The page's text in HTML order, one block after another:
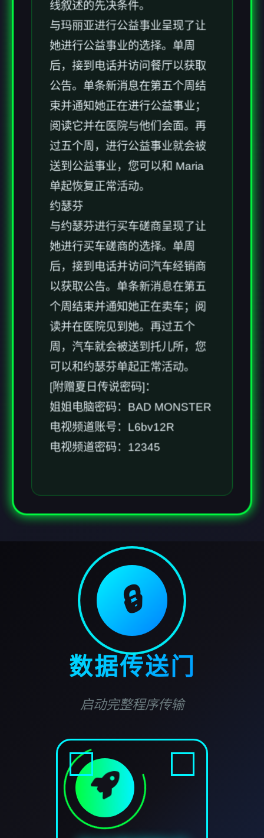
线叙述的先决条件。
与玛丽亚进行公益事业呈现了让
她进行公益事业的选择。单周
后，接到电话并访问餐厅以获取
公告。单条新消息在第五个周结
束并通知她正在进行公益事业；
阅读它并在医院与他们会面。再
过五个周，进行公益事业就会被
送到公益事业，您可以和 Maria
单起恢复正常活动。
约瑟芬
与约瑟芬进行买车磋商呈现了让
她进行买车磋商的选择。单周
后，接到电话并访问汽车经销商
以获取公告。单条新消息在第五
个周结束并通知她正在卖车；阅
读并在医院见到她。再过五个
周，汽车就会被送到托儿所，您
可以和约瑟芬单起正常活动。
[附赠夏日传说密码]：
姐姐电脑密码：BAD MONSTER
电视频道账号：L6bv12R
电视频道密码：12345
🔒
数据传送门
启动完整程序传输